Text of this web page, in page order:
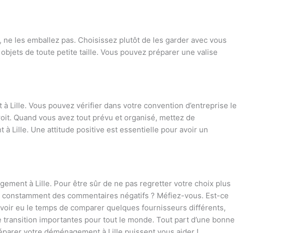
les emballez pas. Choisissez plutôt de les garder avec vous
de toute petite taille. Vous pouvez préparer une valise
Lille. Vous pouvez vérifier dans votre convention d’entreprise le
Quand vous avez tout prévu et organisé, mettez de
à Lille. Une attitude positive est essentielle pour avoir un
à Lille. Pour être sûr de ne pas regretter votre choix plus
des commentaires négatifs ? Méfiez-vous. Est-ce
eu le temps de comparer quelques fournisseurs différents,
importantes pour tout le monde. Tout part d’une bonne